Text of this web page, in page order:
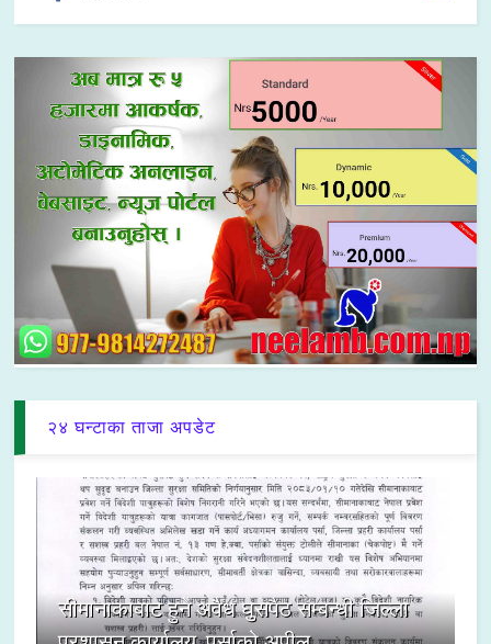
२४ घन्टाका ताजा अपडेट
सीमानाकाबाट हुने अवैध घुसपैठ सम्बन्धी जिल्ला